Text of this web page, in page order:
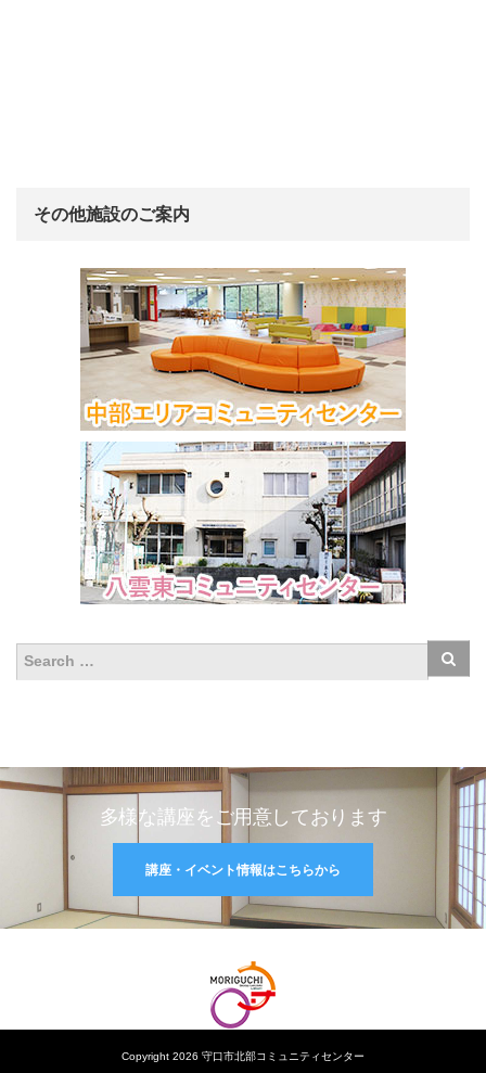
その他施設のご案内
多様な講座をご用意しております
講座・イベント情報はこちらから
Copyright 2026 守口市北部コミュニティセンター